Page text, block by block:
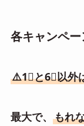
各キャンペー
⚠️1⃣と6⃣以外
最大で、 もれ